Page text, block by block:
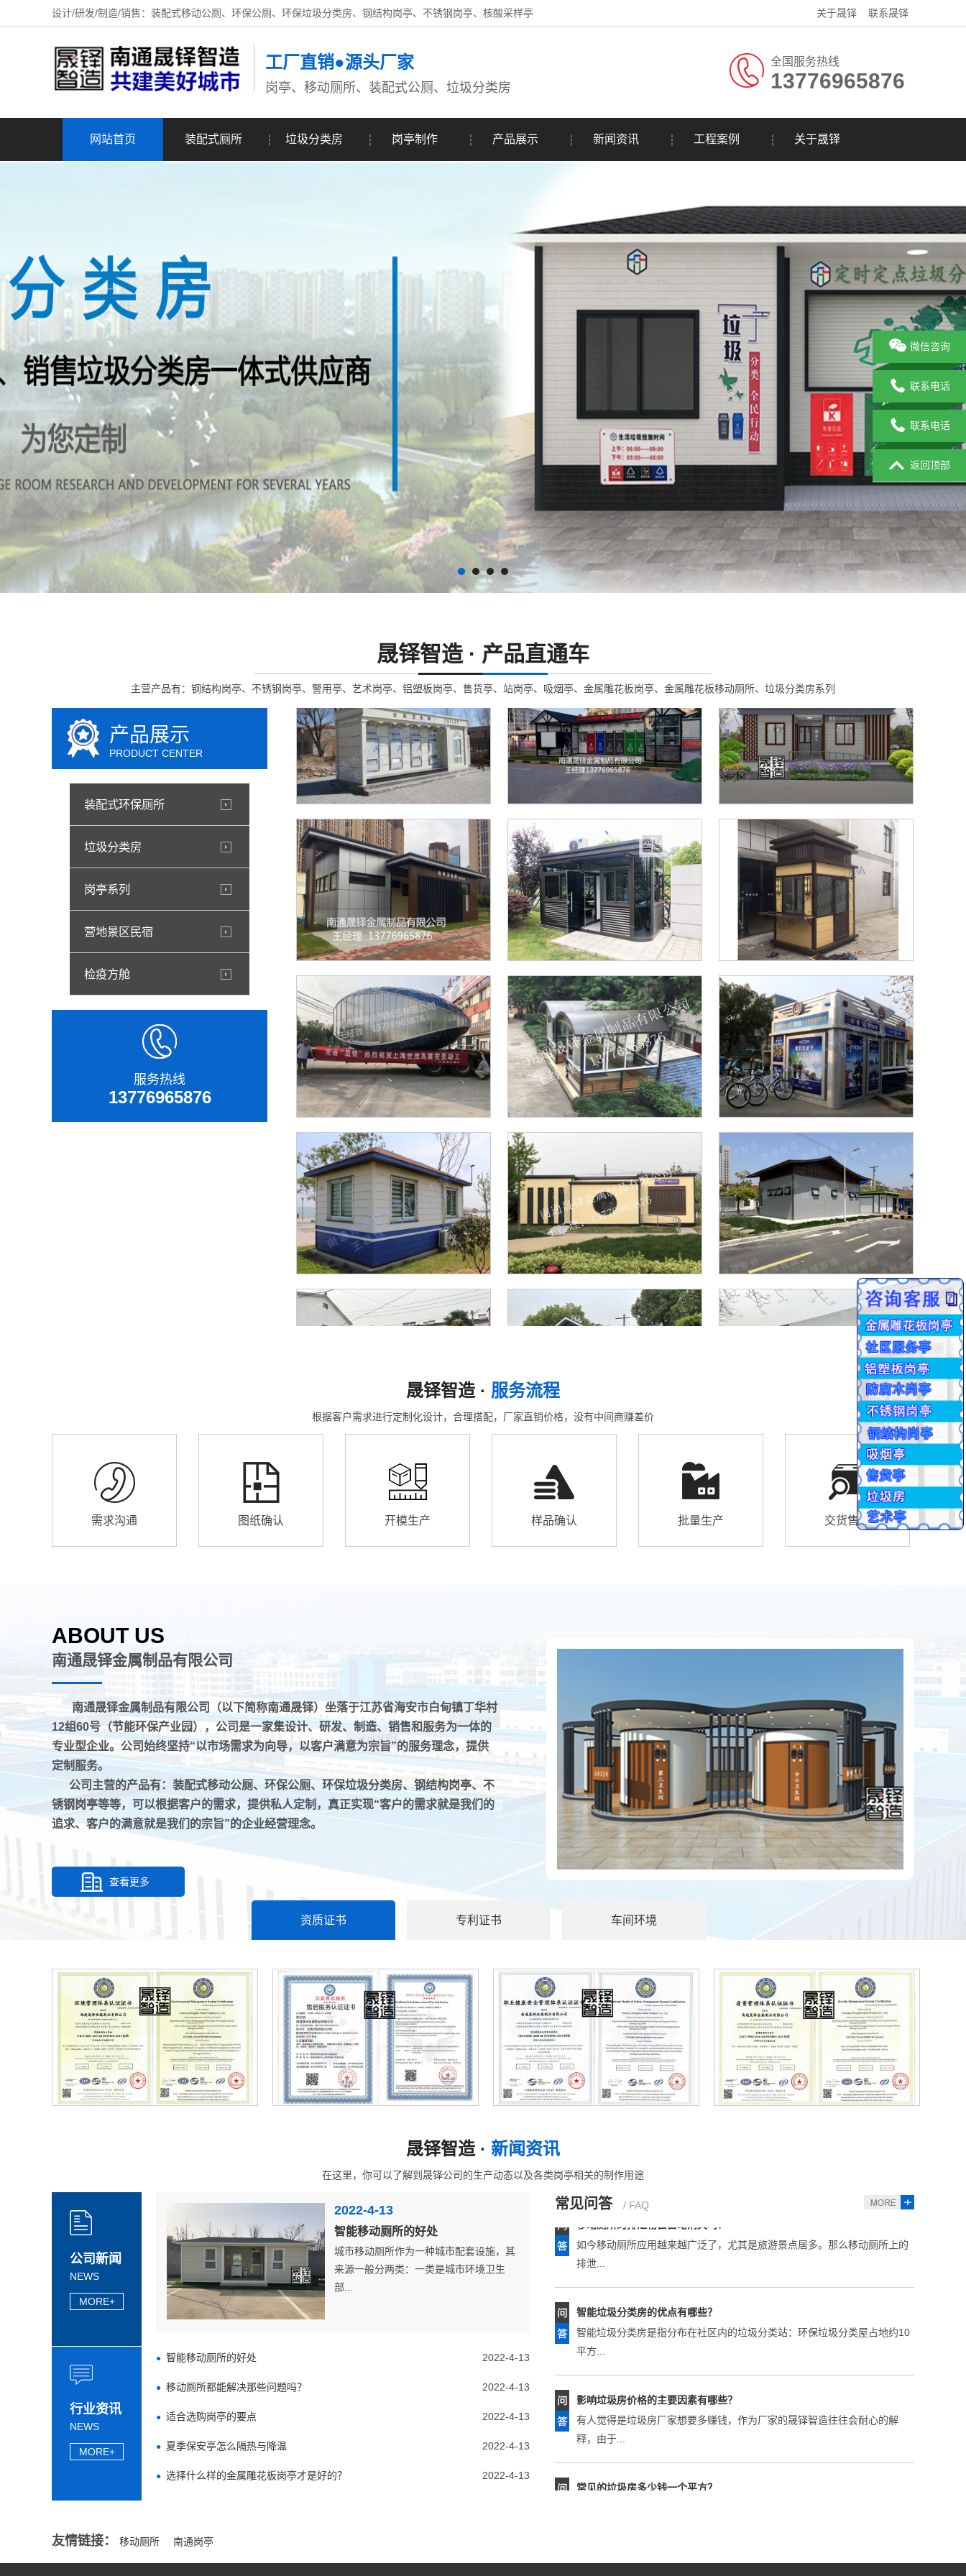
设计/研发/制造/销售：装配式移动公厕、环保公厕、环保垃圾分类房、钢结构岗亭、不锈钢岗亭、核酸采样亭 关于晟铎 联系晟铎
工厂直销●源头厂家
岗亭、移动厕所、装配式公厕、垃圾分类房
全国服务热线
13776965876
网站首页 装配式厕所 垃圾分类房 岗亭制作 产品展示 新闻资讯 工程案例 关于晟铎
晟铎智造 · 产品直通车
主营产品有：钢结构岗亭、不锈钢岗亭、警用亭、艺术岗亭、铝塑板岗亭、售货亭、站岗亭、吸烟亭、金属雕花板岗亭、金属雕花板移动厕所、垃圾分类房系列
产品展示
PRODUCT CENTER
装配式环保厕所
垃圾分类房
岗亭系列
营地景区民宿
检疫方舱
服务热线
13776965876
晟铎智造 · 服务流程
根据客户需求进行定制化设计，合理搭配，厂家直销价格，没有中间商赚差价
需求沟通 图纸确认 开模生产 样品确认 批量生产 交货售后
ABOUT US
南通晟铎金属制品有限公司
南通晟铎金属制品有限公司（以下简称南通晟铎）坐落于江苏省海安市白甸镇丁华村
12组60号（节能环保产业园），公司是一家集设计、研发、制造、销售和服务为一体的
专业型企业。公司始终坚持“以市场需求为向导，以客户满意为宗旨”的服务理念，提供
定制服务。
公司主营的产品有：装配式移动公厕、环保公厕、环保垃圾分类房、钢结构岗亭、不
锈钢岗亭等等，可以根据客户的需求，提供私人定制，真正实现“客户的需求就是我们的
追求、客户的满意就是我们的宗旨”的企业经营理念。
查看更多
资质证书 专利证书 车间环境
晟铎智造 · 新闻资讯
在这里，你可以了解到晟铎公司的生产动态以及各类岗亭相关的制作用途
公司新闻
NEWS
MORE+
行业资讯
NEWS
MORE+
2022-4-13
智能移动厕所的好处
城市移动厕所作为一种城市配套设施，其
来源一般分两类：一类是城市环境卫生
部...
智能移动厕所的好处 2022-4-13
移动厕所都能解决那些问题吗？ 2022-4-13
适合选购岗亭的要点 2022-4-13
夏季保安亭怎么隔热与降温 2022-4-13
选择什么样的金属雕花板岗亭才是好的？ 2022-4-13
常见问答 / FAQ
移动厕所的排泄物会自动消失吗？
如今移动厕所应用越来越广泛了，尤其是旅游景点居多。那么移动厕所上的
排泄...
智能垃圾分类房的优点有哪些？
智能垃圾分类房是指分布在社区内的垃圾分类站：环保垃圾分类屋占地约10
平方...
影响垃圾房价格的主要因素有哪些？
释，由于...
常见的垃圾房多少钱一个平方？
每一天垃圾的产生量都较为庞大，通过各区域垃圾收集后集中处理，在当下
垃圾分...
移动厕所的结构是由什么组成的？
如今移动厕所应用越来越广泛了，尤其是旅游景点居多。那么移动厕所上的
排泄...
平方...
释，由于...
垃圾分...
友情链接： 移动厕所 南通岗亭
微信咨询
联系电话
联系电话
返回顶部